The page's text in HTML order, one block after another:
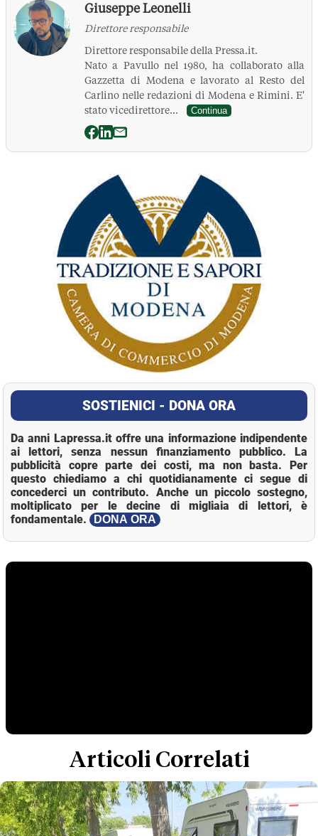
Giuseppe Leonelli
Direttore responsabile
Direttore responsabile della Pressa.it.
Nato a Pavullo nel 1980, ha collaborato alla
Gazzetta di Modena e lavorato al Resto del
Carlino nelle redazioni di Modena e Rimini. E'
stato vicedirettore...
Continua
SOSTIENICI - DONA ORA
Da anni Lapressa.it offre una informazione indipendente
ai lettori, senza nessun finanziamento pubblico. La
pubblicità copre parte dei costi, ma non basta. Per
questo chiediamo a chi quotidianamente ci segue di
concederci un contributo. Anche un piccolo sostegno,
moltiplicato per le decine di migliaia di lettori, è
fondamentale.
DONA ORA
Articoli Correlati